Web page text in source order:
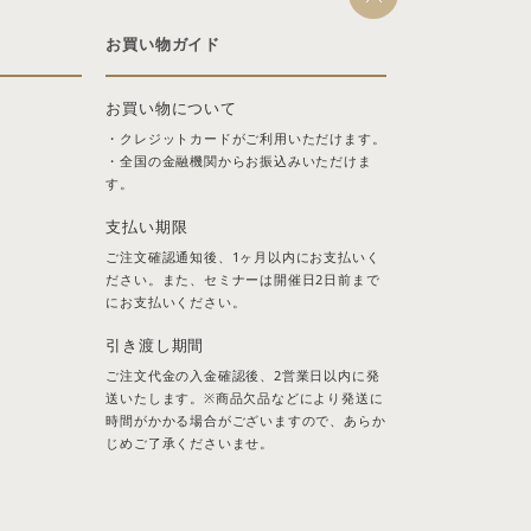
お買い物ガイド
お買い物について
・クレジットカードがご利用いただけます。
・全国の金融機関からお振込みいただけま
す。
支払い期限
ご注文確認通知後、1ヶ月以内にお支払いく
ださい。また、セミナーは開催日2日前まで
にお支払いください。
引き渡し期間
ご注文代金の入金確認後、2営業日以内に発
送いたします。※商品欠品などにより発送に
時間がかかる場合がございますので、あらか
じめご了承くださいませ。